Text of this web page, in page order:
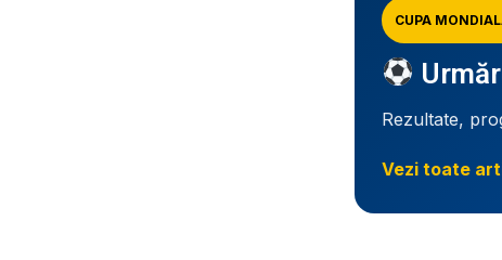
CUPA
Rezultate,
Vezi toate